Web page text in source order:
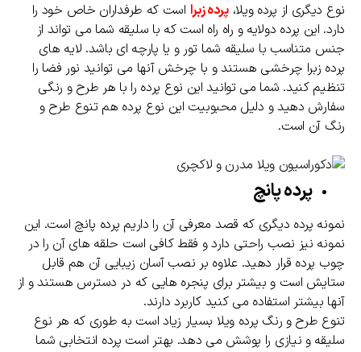
نوع دیگری از پرده ویلا،پرده زبرا است که طرفداران خاص خود را
دارد. این پرده دولایه و راه راه است که با سلیقه شما می تواند از
جنس متناسب با سلیقه شما تور و یا پارچه ای باشد. لایه های
پرده زبرا چرخشی هستند و با چرخش آنها می توانید نور فضا را
تنظیم کنید. شما می توانید این نوع پرده را با هر طرح و رنگی
سفارش دهید و دلیل محبوبیت این نوع پرده هم تنوع طرح و
رنگ آن است.
پرده پانچ
نمونه پرده دیگری که قصد معرفی آن را داریم پرده پانچ است. این
نمونه نیز نصب راحتی دارد و فقط کافی است حلقه های آن را در
چوب پرده قرار دهید. علاوه بر نصب آسان زیبایی آن هم قابل
ستایش است و بیشتر برای پنجره هایی که در دسترس هستند و از
آنها بیشتر استفاده می کنید کاربرد دارند.
تنوع طرح و رنگ پرده ویلا بسیار زیاد است به طوری که هر نوع
سلیقه و نیازی را پوشش می دهد. بهتر است پرده انتخابی شما